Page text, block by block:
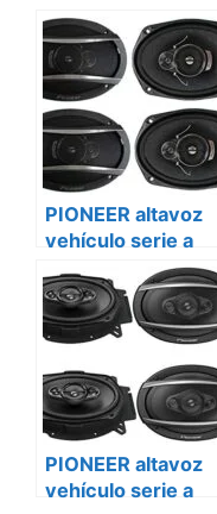
PIONEER altavoz
vehículo serie a
mercedes vito
PIONEER altavoz
vehículo serie a